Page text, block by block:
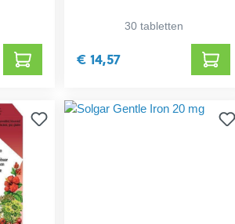
30 tabletten
€ 14,57